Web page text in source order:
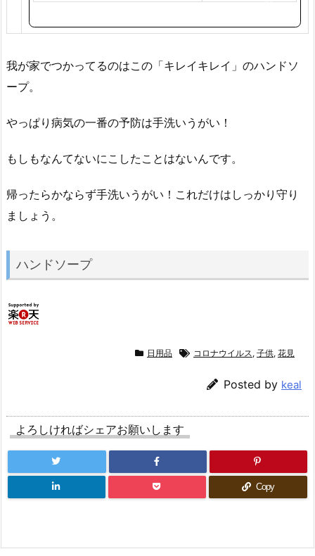
我が家でつかってるのはこの「キレイキレイ」のハンドソ
ープ。
やっぱり病気の一番の予防は手洗いうがい！
もしもなんてないにこしたことはないんです。
帰ったらかならず手洗いうがい！これだけはしっかり守り
ましょう。
ハンドソープ
日用品 コロナウイルス , 子供, 花見
Posted by keal
よろしければシェアお願いします
Copy